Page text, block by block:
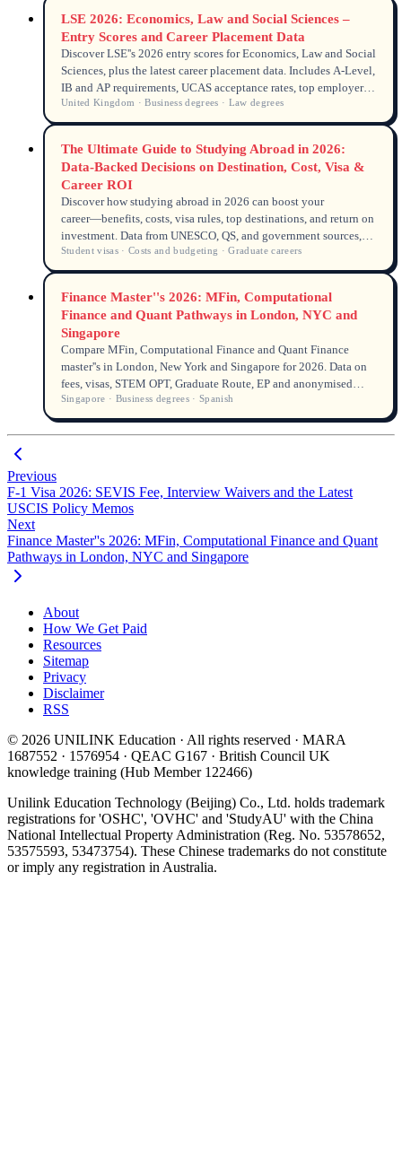
LSE 2026: Economics, Law and Social Sciences –
Entry Scores and Career Placement Data
Discover LSE''s 2026 entry scores for Economics, Law and Social
Sciences, plus the latest career placement data. Includes A-Level,
IB and AP requirements, UCAS acceptance rates, top employers
and anonymised student case insights reviewed by a UNILINK
licensed counsellor.
United Kingdom · Business degrees · Law degrees
The Ultimate Guide to Studying Abroad in 2026:
Data‑Backed Decisions on Destination, Cost, Visa &
Career ROI
Discover how studying abroad in 2026 can boost your
career―benefits, costs, visa rules, top destinations, and return on
investment. Data from UNESCO, QS, and government sources,
with FAQs and a TL;DR summary.
Student visas · Costs and budgeting · Graduate careers
Finance Master''s 2026: MFin, Computational
Finance and Quant Pathways in London, NYC and
Singapore
Compare MFin, Computational Finance and Quant Finance
master''s in London, New York and Singapore for 2026. Data on
fees, visas, STEM OPT, Graduate Route, EP and anonymised
student outcomes with licensed counsellor insights.
Singapore · Business degrees · Spanish
Previous
F-1 Visa 2026: SEVIS Fee, Interview Waivers and the Latest
USCIS Policy Memos
Next
Finance Master''s 2026: MFin, Computational Finance and Quant
Pathways in London, NYC and Singapore
About
How We Get Paid
Resources
Sitemap
Privacy
Disclaimer
RSS
© 2026 UNILINK Education · All rights reserved · MARA
1687552 · 1576954 · QEAC G167 · British Council UK
knowledge training (Hub Member 122466)
Unilink Education Technology (Beijing) Co., Ltd. holds trademark
registrations for 'OSHC', 'OVHC' and 'StudyAU' with the China
National Intellectual Property Administration (Reg. No. 53578652,
53575593, 53473754). These Chinese trademarks do not constitute
or imply any registration in Australia.